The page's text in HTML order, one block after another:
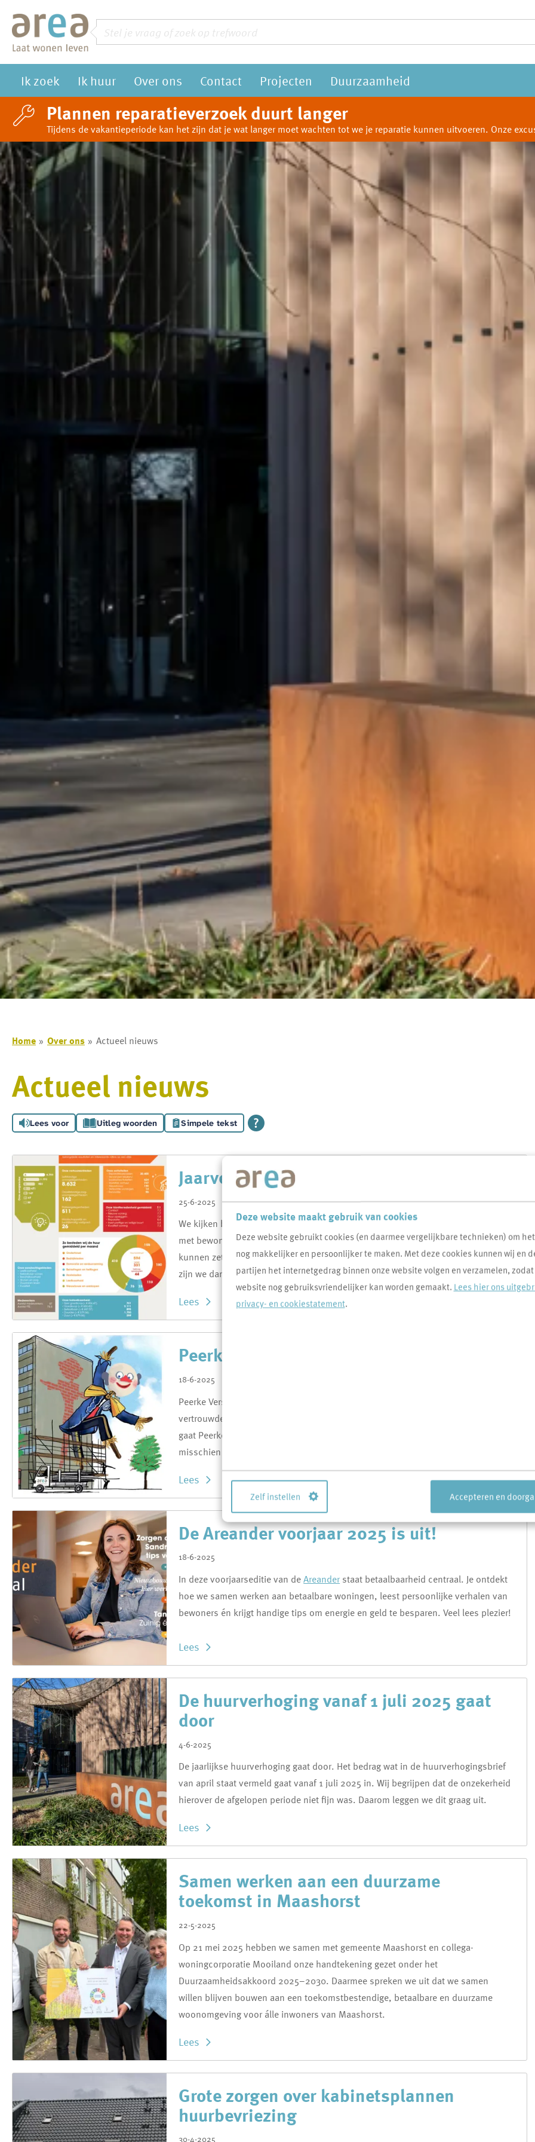
Deze website maakt gebruik van cookies
Deze website gebruikt cookies (en daarmee vergelijkbare technieken) om
nog makkelijker en persoonlijker te maken. Met deze cookies kunnen wij en
partijen het internetgedrag binnen onze website volgen en verzamelen,
website nog gebruiksvriendelijker kan worden gemaakt. Lees hier ons
privacy- en cookiestatement.
Zelf instellen Accepteren en
Naar de homepage Zoeken
Vraag of trefwoord
Ik zoek Ik huur Over ons Contact Projecten Duurzaamheid
Plannen reparatieverzoek duurt langer
Tijdens de vakantieperiode kan het zijn dat je wat langer moet wachten tot we je reparatie kunnen uitvoeren. Onze
Home Over ons Actueel nieuws
Actueel nieuws
Lees voor Uitleg woorden Simpele tekst
Jaarverslag 2024
25-6-2025
We kijken bij Area met een goed gevoel terug op 2024. Dankzij de samenwerking
met bewoners en onze partners hebben we ook dit jaar weer mooie stappen
kunnen zetten voor onze bewoners, onze wijken en de toekomst van wonen. Daar
zijn we dankbaar voor.
Lees
Peerke Verschiet gaat op avontuur
18-6-2025
Peerke Verschiet staat in de steigers en neemt in het najaar afscheid van zijn
vertrouwde plekje aan de Wilhelminastraat. Door de renovatie van de kopgevel
gaat Peerke de gevel (tijdelijk) verlaten. – maar niet getreurd, dit is geen vaarwel...
misschien krijgt hij straks wel een nieuwe rol!
Lees
De Areander voorjaar 2025 is uit!
18-6-2025
In deze voorjaarseditie van deAreanderstaat betaalbaarheid centraal. Je ontdekt
hoe we samen werken aan betaalbare woningen, leest persoonlijke verhalen van
bewoners én krijgt handige tips om energie en geld te besparen. Veel lees plezier!
Lees
De huurverhoging vanaf 1 juli 2025 gaat
door
4-6-2025
De jaarlijkse huurverhoging gaat door. Het bedrag wat in de huurverhogingsbrief
van april staat vermeld gaat vanaf 1 juli 2025 in. Wij begrijpen dat de onzekerheid
hierover de afgelopen periode niet fijn was. Daarom leggen we dit graag uit.
Lees
Samen werken aan een duurzame
toekomst in Maashorst
22-5-2025
Op 21 mei 2025 hebben we samen met gemeente Maashorst en collega-
woningcorporatie Mooiland onze handtekening gezet onder het
Duurzaamheidsakkoord 2025–2030. Daarmee spreken we uit dat we samen
willen blijven bouwen aan een toekomstbestendige, betaalbare en duurzame
woonomgeving voor álle inwoners van Maashorst.
Lees
Grote zorgen over kabinetsplannen
huurbevriezing
30-4-2025